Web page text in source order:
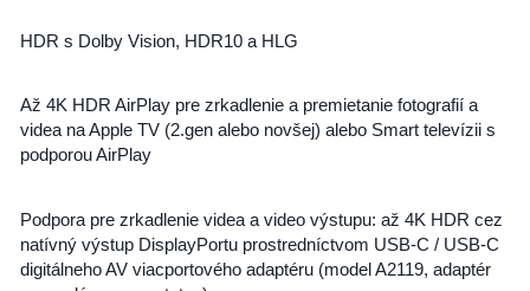
HDR s Dolby Vision, HDR10 a HLG
Až 4K HDR AirPlay pre zrkadlenie a premietanie fotografií a
videa na Apple TV (2.gen alebo novšej) alebo Smart televízii s
podporou AirPlay
Podpora pre zrkadlenie videa a video výstupu: až 4K HDR cez
natívný výstup DisplayPortu prostredníctvom USB-C / USB-C
digitálneho AV viacportového adaptéru (model A2119, adaptér